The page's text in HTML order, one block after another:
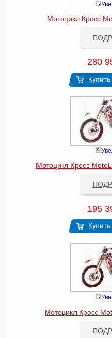
Мотоцикл Кросс
280
Мотоцикл Кросс
195
Мотоцикл Кросс